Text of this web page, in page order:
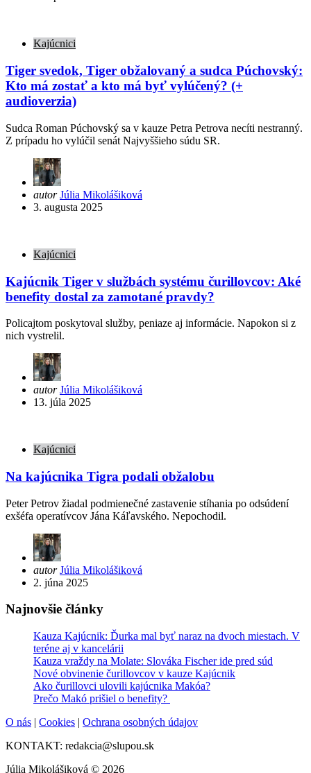
Kajúcnici
Tiger svedok, Tiger obžalovaný a sudca Púchovský:
Kto má zostať a kto má byť vylúčený? (+
audioverzia)
Sudca Roman Púchovský sa v kauze Petra Petrova necíti nestranný.
Z prípadu ho vylúčil senát Najvyššieho súdu SR.
Posted
by
autor Júlia Mikolášiková
3. augusta 2025
Kajúcnici
Kajúcnik Tiger v službách systému čurillovcov: Aké
benefity dostal za zamotané pravdy?
Policajtom poskytoval služby, peniaze aj informácie. Napokon si z
nich vystrelil.
Posted
by
autor Júlia Mikolášiková
13. júla 2025
Kajúcnici
Na kajúcnika Tigra podali obžalobu
Peter Petrov žiadal podmienečné zastavenie stíhania po odsúdení
exšéfa operatívcov Jána Káľavského. Nepochodil.
Posted
by
autor Júlia Mikolášiková
2. júna 2025
Najnovšie články
Kauza Kajúcnik: Ďurka mal byť naraz na dvoch miestach. V
teréne aj v kancelárii
Kauza vraždy na Molate: Slováka Fischer ide pred súd
Nové obvinenie čurillovcov v kauze Kajúcnik
Ako čurillovci ulovili kajúcnika Makóa?
Prečo Makó prišiel o benefity?
O nás | Cookies | Ochrana osobných údajov
KONTAKT: redakcia@slupou.sk
Júlia Mikolášiková © 2026